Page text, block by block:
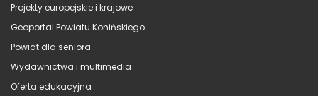
Projekty europejskie i krajowe
Geoportal Powiatu Konińskiego
Powiat dla seniora
Wydawnictwa i multimedia
Oferta edukacyjna